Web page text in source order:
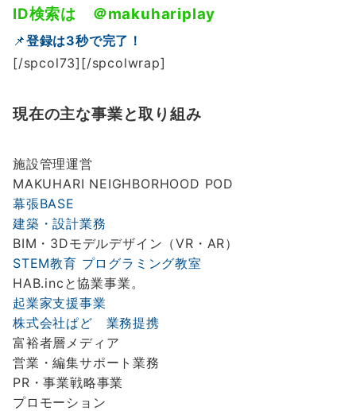
ID検索は ＠makuhariplay
📌登録は3秒で完了！
[/spcol73][/spcolwrap]
現在の主な事業と取り組み
施設管理運営
MAKUHARI NEIGHBORHOOD POD
幕張BASE
建築・設計業務
BIM・3Dモデルデザイン（VR・AR）
STEM教育 プログラミング教室
HAB.incと協業事業。
起業家支援事業
株式会社ぱど 業務提携
富裕者層メディア
営業・編集サポート業務
PR・事業戦略事業
プロモーション